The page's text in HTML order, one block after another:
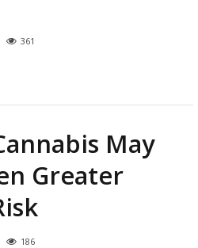
361
May
Greater
186